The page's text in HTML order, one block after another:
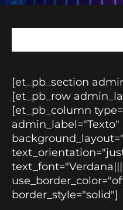
[et_pb_section
[et_pb_row
[et_pb_column
admin_label="Texto"
border_style="solid"]